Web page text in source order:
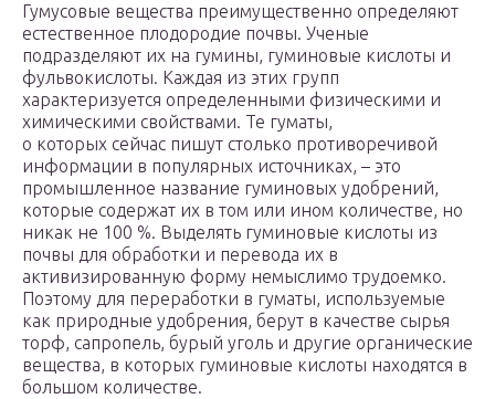
Гумусовые вещества преимущественно определяют
естественное плодородие почвы. Ученые
подразделяют их на гумины, гуминовые кислоты и
фульвокислоты. Каждая из этих групп
характеризуется определенными физическими и
химическими свойствами. Те гуматы,
о которых сейчас пишут столько противоречивой
информации в популярных источниках, – это
промышленное название гуминовых удобрений,
которые содержат их в том или ином количестве, но
никак не 100 %. Выделять гуминовые кислоты из
почвы для обработки и перевода их в
активизированную форму немыслимо трудоемко.
Поэтому для переработки в гуматы, используемые
как природные удобрения, берут в качестве сырья
торф, сапропель, бурый уголь и другие органические
вещества, в которых гуминовые кислоты находятся в
большом количестве.